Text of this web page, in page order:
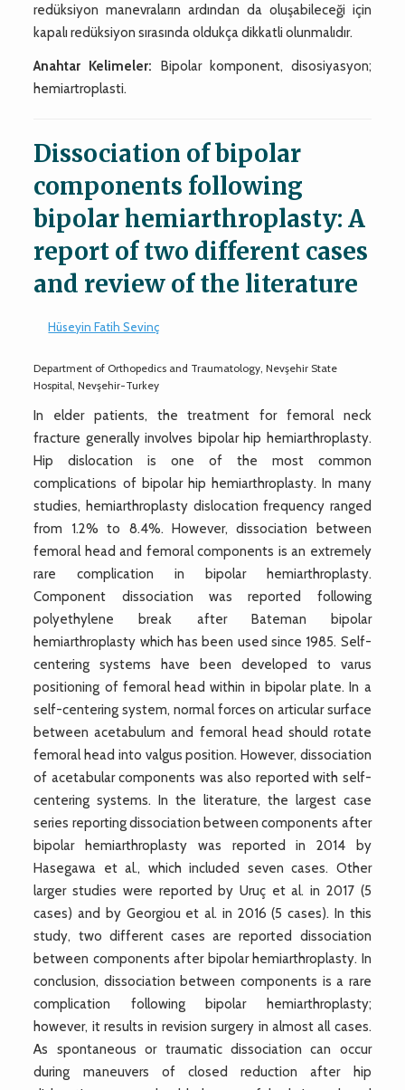
redüksiyon manevraların ardından da oluşabileceği için
kapalı redüksiyon sırasında oldukça dikkatli olunmalıdır.
Anahtar Kelimeler: Bipolar komponent, disosiyasyon;
hemiartroplasti.
Dissociation of bipolar
components following
bipolar hemiarthroplasty: A
report of two different cases
and review of the literature
Hüseyin Fatih Sevinç
Department of Orthopedics and Traumatology, Nevşehir State
Hospital, Nevşehir-Turkey
In elder patients, the treatment for femoral neck
fracture generally involves bipolar hip hemiarthroplasty.
Hip dislocation is one of the most common
complications of bipolar hip hemiarthroplasty. In many
studies, hemiarthroplasty dislocation frequency ranged
from 1.2% to 8.4%. However, dissociation between
femoral head and femoral components is an extremely
rare complication in bipolar hemiarthroplasty.
Component dissociation was reported following
polyethylene break after Bateman bipolar
hemiarthroplasty which has been used since 1985. Self-
centering systems have been developed to varus
positioning of femoral head within in bipolar plate. In a
self-centering system, normal forces on articular surface
between acetabulum and femoral head should rotate
femoral head into valgus position. However, dissociation
of acetabular components was also reported with self-
centering systems. In the literature, the largest case
series reporting dissociation between components after
bipolar hemiarthroplasty was reported in 2014 by
Hasegawa et al., which included seven cases. Other
larger studies were reported by Uruç et al. in 2017 (5
cases) and by Georgiou et al. in 2016 (5 cases). In this
study, two different cases are reported dissociation
between components after bipolar hemiarthroplasty. In
conclusion, dissociation between components is a rare
complication following bipolar hemiarthroplasty;
however, it results in revision surgery in almost all cases.
As spontaneous or traumatic dissociation can occur
during maneuvers of closed reduction after hip